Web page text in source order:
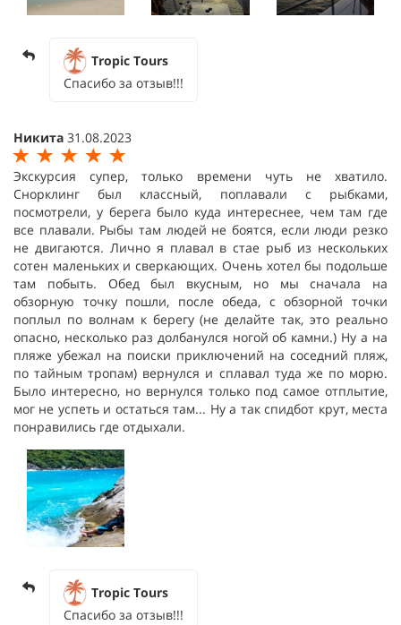
Tropic Tours
Спасибо за отзыв!!!
Никита 31.08.2023
Экскурсия супер, только времени чуть не хватило.
Снорклинг был классный, поплавали с рыбками,
посмотрели, у берега было куда интереснее, чем там где
все плавали. Рыбы там людей не боятся, если люди резко
не двигаются. Лично я плавал в стае рыб из нескольких
сотен маленьких и сверкающих. Очень хотел бы подольше
там побыть. Обед был вкусным, но мы сначала на
обзорную точку пошли, после обеда, с обзорной точки
поплыл по волнам к берегу (не делайте так, это реально
опасно, несколько раз долбанулся ногой об камни.) Ну а на
пляже убежал на поиски приключений на соседний пляж,
по тайным тропам) вернулся и сплавал туда же по морю.
Было интересно, но вернулся только под самое отплытие,
мог не успеть и остаться там... Ну а так спидбот крут, места
понравились где отдыхали.
Tropic Tours
Спасибо за отзыв!!!